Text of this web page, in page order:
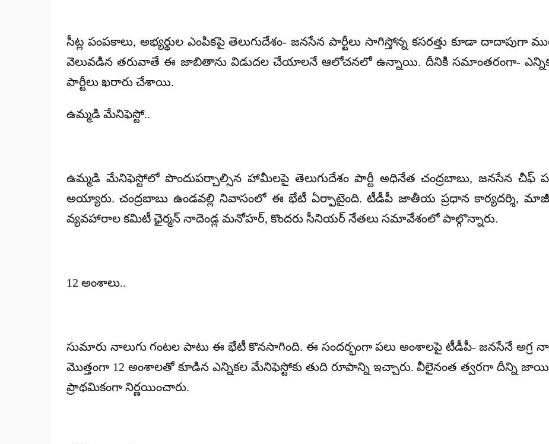
సీట్ల పంపకాలు, అభ్యర్థుల ఎంపికపై తెలుగుదేశం- జనసేన పార్టీలు సాగిస్తోన్న కసరత్తు కూడా దాదాపుగా
వెలువడిన తరువాతే ఈ జాబితాను విడుదల చేయాలనే ఆలోచనలో ఉన్నాయి. దీనికి సమాంతరంగా-
పార్టీలు ఖరారు చేశాయి.
ఉమ్మడి మేనిఫెస్టో..
ఉమ్మడి మేనిఫెస్టోలో పొందుపర్చాల్సిన హామీలపై తెలుగుదేశం పార్టీ అధినేత చంద్రబాబు, జనసేన చీఫ్
అయ్యారు. చంద్రబాబు ఉండవల్లి నివాసంలో ఈ భేటీ ఏర్పాటైంది. టీడీపీ జాతీయ ప్రధాన కార్యదర్శి,
వ్యవహారాల కమిటీ ఛైర్మన్ నాదెండ్ల మనోహర్, కొందరు సీనియర్ నేతలు సమావేశంలో పాల్గొన్నారు.
12 అంశాలు..
సుమారు నాలుగు గంటల పాటు ఈ భేటీ కొనసాగింది. ఈ సందర్భంగా పలు అంశాలపై టీడీపీ- జనసేనే అగ్ర
మొత్తంగా 12 అంశాలతో కూడిన ఎన్నికల మేనిఫెస్టోకు తుది రూపాన్ని ఇచ్చారు. వీలైనంత త్వరగా దీన్ని
ప్రాథమికంగా నిర్ణయించారు.